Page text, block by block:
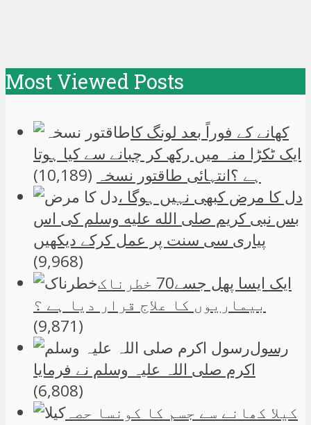
Most Viewed Posts
کھانے کے فوراً بعد لونگ کا
ایک ٹکڑا منہ میں رکھ کر چبانے سے کیا ہوتا
ہے ؟انتہائی طاقتور نسخہ (10,189)
دل کا مرض کبھی نہیں ہوگا ،
بس نبی کریم صلی الله علیه وسلم کی اس
پیاری سی سنت پر عمل کرکے دیکھیں
(9,968)
ایک ایسا پھل جسے70 خطرناک
بیماریوں کا علاج قرار دیا ہے ؟
(9,871)
رسول
اکرم صلی اللہ علیہ وسلم نے فرمایا
(6,808)
کیلا کھانے سے جسم کا کونسا حصہ